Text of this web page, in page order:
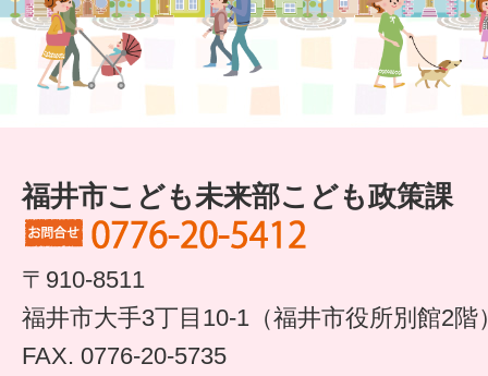
福井市こども未来部こども政策課
〒910-8511
福井市大手3丁目10-1（福井市役所別館2階
FAX. 0776-20-5735